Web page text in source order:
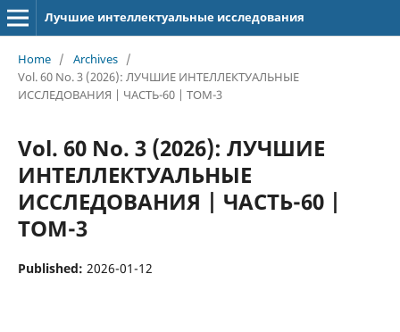
Лучшие интеллектуальные исследования
Home / Archives /
Vol. 60 No. 3 (2026): ЛУЧШИЕ ИНТЕЛЛЕКТУАЛЬНЫЕ
ИССЛЕДОВАНИЯ | ЧАСТЬ-60 | ТОМ-3
Vol. 60 No. 3 (2026): ЛУЧШИЕ
ИНТЕЛЛЕКТУАЛЬНЫЕ
ИССЛЕДОВАНИЯ | ЧАСТЬ-60 |
ТОМ-3
Published: 2026-01-12